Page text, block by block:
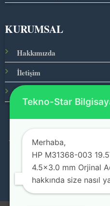
KURUMSAL
Hakkımızda
İletişim
© 2026
Tekno-Star
Merhaba,
HP M31368-003
4.5×3.0 mm Orjinal
hakkında size nasıl